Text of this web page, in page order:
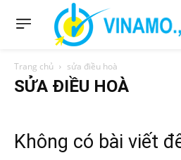
Trang chủ sửa điều hoà
SỬA ĐIỀU HOÀ
Không có bài viết